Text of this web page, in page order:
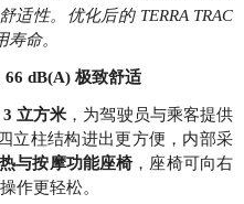
性。优化后的 TERRA TRAC
命。
dB(A) 极致舒适
3 立方米 ，为驾驶员与乘客提供
立柱结构进出更方便，内部采
与按摩功能座椅，座椅可向右
作更轻松。